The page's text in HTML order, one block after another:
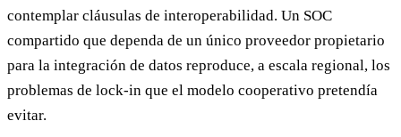
contemplar cláusulas de interoperabilidad. Un SOC
compartido que dependa de un único proveedor propietario
para la integración de datos reproduce, a escala regional, los
problemas de lock-in que el modelo cooperativo pretendía
evitar.